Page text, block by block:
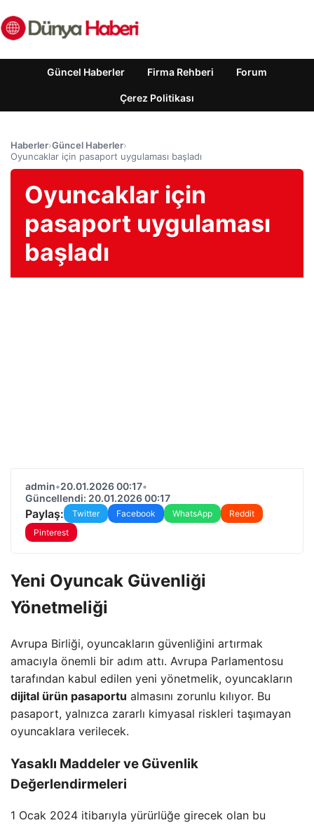
Güncel Haberler Firma Rehberi Forum
Çerez Politikası
Haberler›Güncel Haberler›
Oyuncaklar için pasaport uygulaması başladı
Oyuncaklar için
pasaport uygulaması
başladı
admin•20.01.2026 00:17•
Güncellendi: 20.01.2026 00:17
Paylaş: Twitter Facebook WhatsApp
Reddit
Pinterest
Yeni Oyuncak Güvenliği
Yönetmeliği
Avrupa Birliği, oyuncakların güvenliğini artırmak
amacıyla önemli bir adım attı. Avrupa Parlamentosu
tarafından kabul edilen yeni yönetmelik, oyuncakların
dijital ürün pasaportu almasını zorunlu kılıyor. Bu
pasaport, yalnızca zararlı kimyasal riskleri taşımayan
oyuncaklara verilecek.
Yasaklı Maddeler ve Güvenlik
Değerlendirmeleri
1 Ocak 2024 itibarıyla yürürlüğe girecek olan bu